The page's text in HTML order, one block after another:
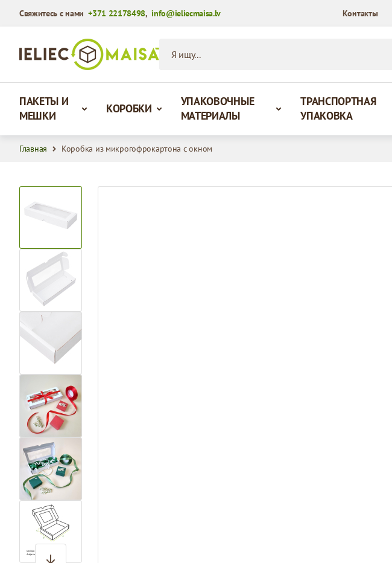
Свяжитесь с нами+371 22178498,info@ieliecmaisa.lv Контакты
ПАКЕТЫ И
МЕШКИ
КОРОБКИ
УПАКОВОЧНЫЕ
МАТЕРИАЛЫ
ТРАНСПОРТНАЯ
УПАКОВКА
Главная Коробка из микрогофрокартона с окном
View larger image
View larger image
View larger image